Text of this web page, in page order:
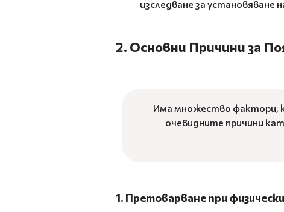
изследване за установяване
2. Основни Причини за
Има множество фактори,
очевидните причини
1. Претоварване при